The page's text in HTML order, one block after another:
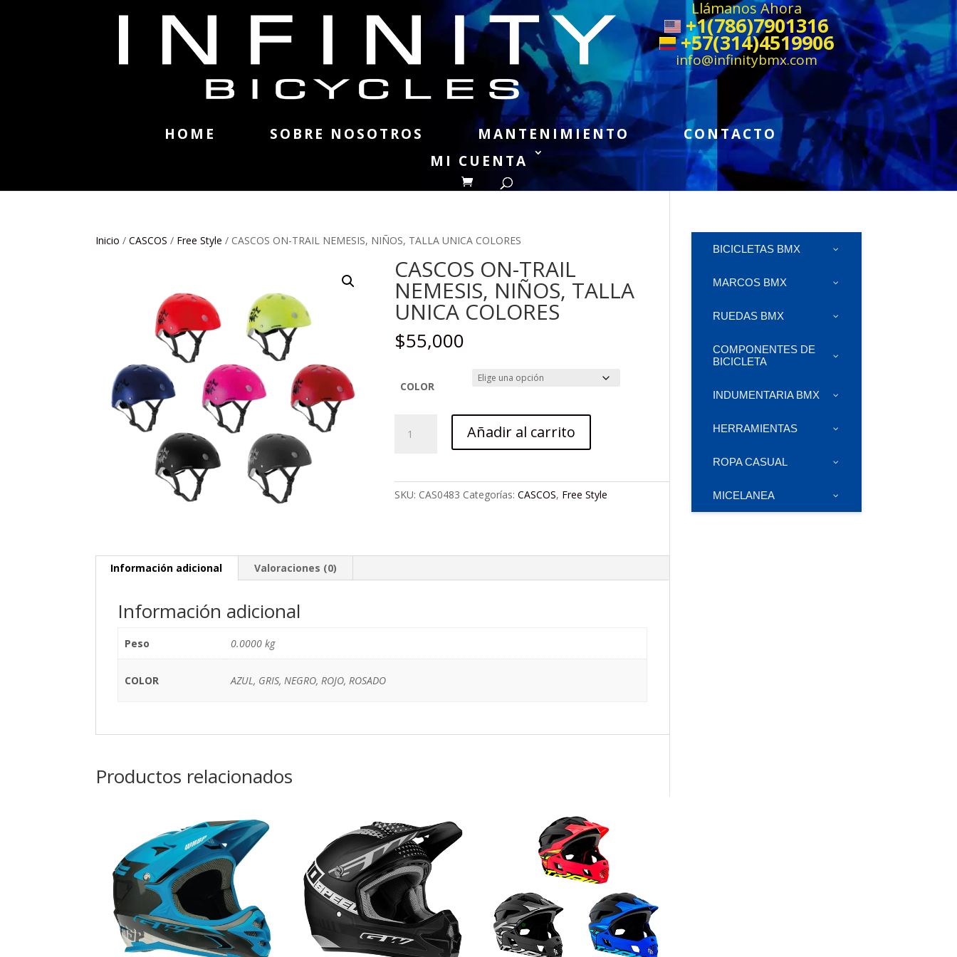
Llámanos Ahora
+1(786)7901316
+57(314)4519906
info@infinitybmx.com
HOME SOBRE NOSOTROS MANTENIMIENTO
CONTACTO
MI CUENTA
Inicio /CASCOS / Free Style / CASCOS ON-TRAIL NEMESIS, NIÑOS, TALLA UNICA COLORES
CASCOS ON-TRAIL
NEMESIS, NIÑOS, TALLA
UNICA COLORES
$55,000
COLOR
ON-
cantidad
Añadir al carrito
SKU: CAS0483 Categorías: CASCOS, Free Style
Información adicional Valoraciones (0)
Información adicional
Peso 0.0000 kg
COLOR AZUL, GRIS, NEGRO, ROJO, ROSADO
Productos relacionados
BICICLETAS BMX
MARCOS BMX
RUEDAS BMX
COMPONENTES DE
BICICLETA
INDUMENTARIA BMX
HERRAMIENTAS
ROPA CASUAL
MICELANEA